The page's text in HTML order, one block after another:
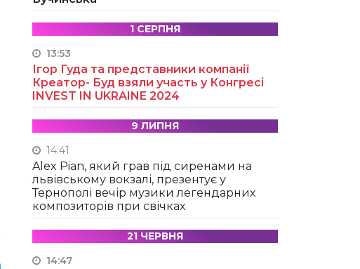
1 СЕРПНЯ
13:53
Ігор Гуда та представники компанії
Креатор- Буд взяли участь у Конгресі
INVEST IN UKRAINE 2024
9 ЛИПНЯ
14:41
Alex Pian, який грав під сиренами на
львівському вокзалі, презентує у
Тернополі вечір музики легендарних
композиторів при свічках
21 ЧЕРВНЯ
14:47